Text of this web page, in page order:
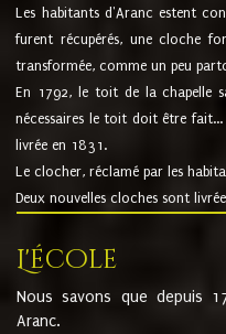
Les habitants d'Aranc estent
furent récupérés, une cloche
transformée, comme un peu
En 1792, le toit de la chapelle
nécessaires le toit doit être
livrée en 1831.
Le clocher, réclamé par les
Deux nouvelles cloches sont
L'école
Nous savons que depuis
Aranc.